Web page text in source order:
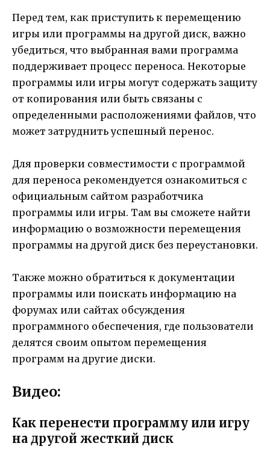
Перед тем, как приступить к перемещению
игры или программы на другой диск, важно
убедиться, что выбранная вами программа
поддерживает процесс переноса. Некоторые
программы или игры могут содержать защиту
от копирования или быть связаны с
определенными расположениями файлов, что
может затруднить успешный перенос.
Для проверки совместимости с программой
для переноса рекомендуется ознакомиться с
официальным сайтом разработчика
программы или игры. Там вы сможете найти
информацию о возможности перемещения
программы на другой диск без переустановки.
Также можно обратиться к документации
программы или поискать информацию на
форумах или сайтах обсуждения
программного обеспечения, где пользователи
делятся своим опытом перемещения
программ на другие диски.
Видео:
Как перенести программу или игру
на другой жесткий диск